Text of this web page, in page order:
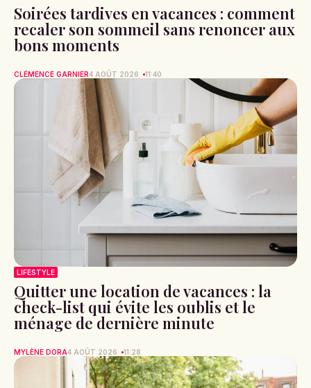
Soirées tardives en vacances : comment
recaler son sommeil sans renoncer aux
bons moments
CLÉMENCE GARNIER4 AOÛT 2026 11:40
LIFESTYLE
Quitter une location de vacances : la
check-list qui évite les oublis et le
ménage de dernière minute
MYLÈNE DORA4 AOÛT 2026 11:28